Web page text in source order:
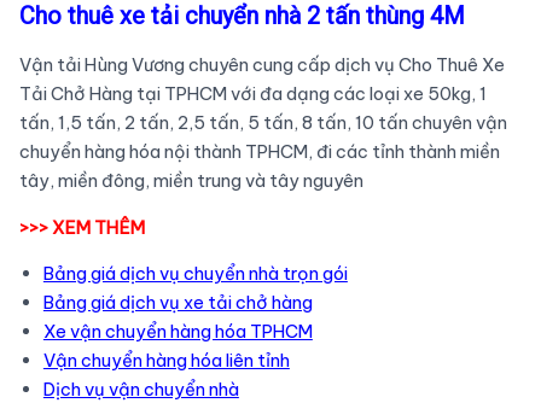
Cho thuê xe tải chuyển nhà 2 tấn thùng 4M
Vận tải Hùng Vương chuyên cung cấp dịch vụ Cho Thuê Xe
Tải Chở Hàng tại TPHCM với đa dạng các loại xe 50kg, 1
tấn, 1,5 tấn, 2 tấn, 2,5 tấn, 5 tấn, 8 tấn, 10 tấn chuyên vận
chuyển hàng hóa nội thành TPHCM, đi các tỉnh thành miền
tây, miền đông, miền trung và tây nguyên
>>> XEM THÊM
Bảng giá dịch vụ chuyển nhà trọn gói
Bảng giá dịch vụ xe tải chở hàng
Xe vận chuyển hàng hóa TPHCM
Vận chuyển hàng hóa liên tỉnh
Dịch vụ vận chuyển nhà